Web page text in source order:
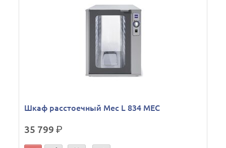
Шкаф расстоечный Mec L 834 MEC
35 799р.